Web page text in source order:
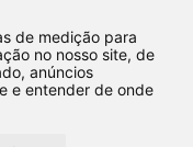
de medição para
no nosso site, de
anúncios
e entender de onde